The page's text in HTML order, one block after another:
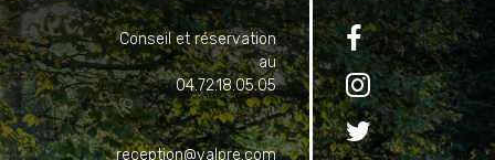
Conseil et réservation
au
04.72.18.05.05
reception@valpre.com


